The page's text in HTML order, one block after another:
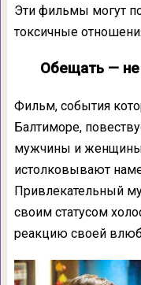
Эти фильмы могут
токсичные
Обещать — не
Фильм, события
Балтиморе,
мужчины и
истолковывают
Привлекательный
своим статусом
реакцию своей